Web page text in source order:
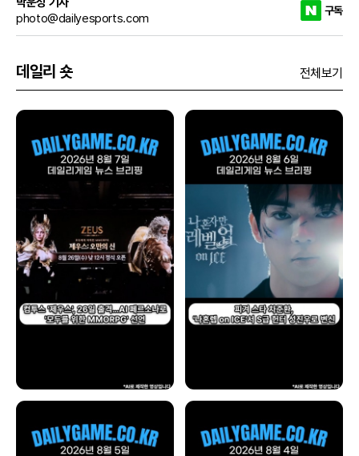
photo@dailyesports.com
구독
데일리 숏 전체보기